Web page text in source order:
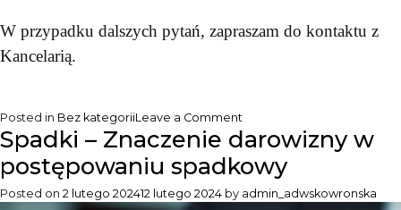
W przypadku dalszych pytań, zapraszam do kontaktu z
Kancelarią.
Posted in Bez kategoriiLeave a Comment
Spadki
–
Odrzucenie
w
Spadki – Znaczenie darowizny w
postępowaniu spadkowy
Posted on 2 lutego 202412 lutego 2024 by admin_adwskowronska